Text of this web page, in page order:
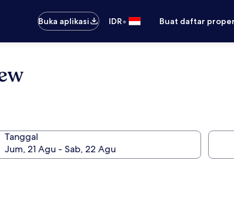
Buka aplikasi
IDR• Buat daftar
Tanggal